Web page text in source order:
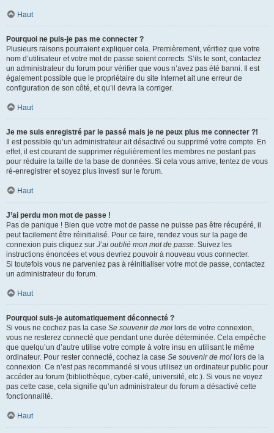
Haut
Pourquoi ne puis-je pas me connecter ?
Plusieurs raisons pourraient expliquer cela. Premièrement, vérifiez que votre
nom d’utilisateur et votre mot de passe soient corrects. S’ils le sont, contactez
un administrateur du forum pour vérifier que vous n’avez pas été banni. Il est
également possible que le propriétaire du site Internet ait une erreur de
configuration de son côté, et qu’il devra la corriger.
Haut
Je me suis enregistré par le passé mais je ne peux plus me connecter ?!
Il est possible qu’un administrateur ait désactivé ou supprimé votre compte. En
effet, il est courant de supprimer régulièrement les membres ne postant pas
pour réduire la taille de la base de données. Si cela vous arrive, tentez de vous
ré-enregistrer et soyez plus investi sur le forum.
Haut
J’ai perdu mon mot de passe !
Pas de panique ! Bien que votre mot de passe ne puisse pas être récupéré, il
peut facilement être réinitialisé. Pour ce faire, rendez vous sur la page de
connexion puis cliquez sur J’ai oublié mon mot de passe. Suivez les
instructions énoncées et vous devriez pouvoir à nouveau vous connecter.
Si toutefois vous ne parveniez pas à réinitialiser votre mot de passe, contactez
un administrateur du forum.
Haut
Pourquoi suis-je automatiquement déconnecté ?
Si vous ne cochez pas la case Se souvenir de moi lors de votre connexion,
vous ne resterez connecté que pendant une durée déterminée. Cela empêche
que quelqu’un d’autre utilise votre compte à votre insu en utilisant le même
ordinateur. Pour rester connecté, cochez la case Se souvenir de moi lors de la
connexion. Ce n’est pas recommandé si vous utilisez un ordinateur public pour
accéder au forum (bibliothèque, cyber-café, université, etc.). Si vous ne voyez
pas cette case, cela signifie qu’un administrateur du forum a désactivé cette
fonctionnalité.
Haut